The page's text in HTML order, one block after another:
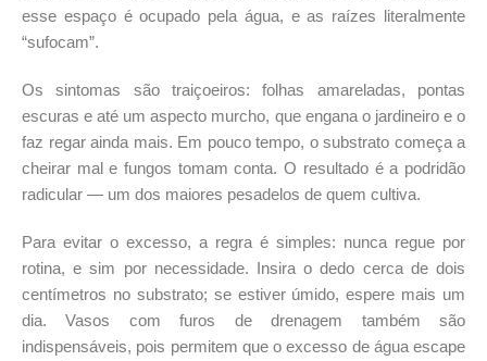
esse espaço é ocupado pela água, e as raízes literalmente
“sufocam”.
Os sintomas são traiçoeiros: folhas amareladas, pontas
escuras e até um aspecto murcho, que engana o jardineiro e o
faz regar ainda mais. Em pouco tempo, o substrato começa a
cheirar mal e fungos tomam conta. O resultado é a podridão
radicular — um dos maiores pesadelos de quem cultiva.
Para evitar o excesso, a regra é simples: nunca regue por
rotina, e sim por necessidade. Insira o dedo cerca de dois
centímetros no substrato; se estiver úmido, espere mais um
dia. Vasos com furos de drenagem também são
indispensáveis, pois permitem que o excesso de água escape